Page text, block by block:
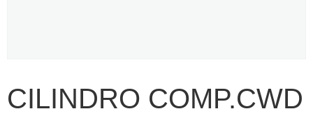
CILINDRO COMP.CWD